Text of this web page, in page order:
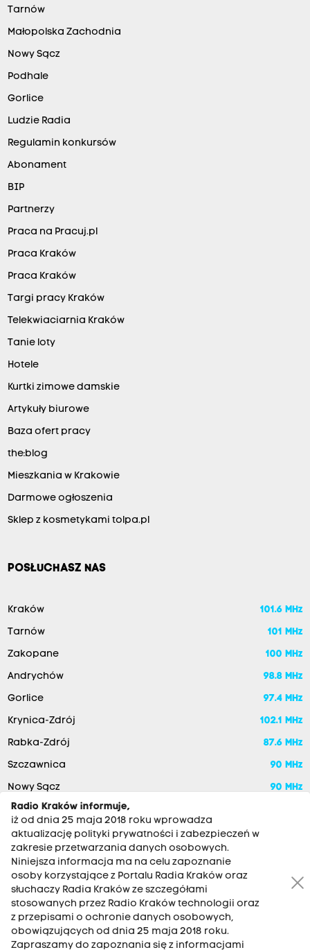
Tarnów
Małopolska Zachodnia
Nowy Sącz
Podhale
Gorlice
Ludzie Radia
Regulamin konkursów
Abonament
BIP
Partnerzy
Praca na Pracuj.pl
Praca Kraków
Praca Kraków
Targi pracy Kraków
Telekwiaciarnia Kraków
Tanie loty
Hotele
Kurtki zimowe damskie
Artykuły biurowe
Baza ofert pracy
the:blog
Mieszkania w Krakowie
Darmowe ogłoszenia
Sklep z kosmetykami tolpa.pl
POSŁUCHASZ NAS
Kraków 101.6 MHz
Tarnów 101 MHz
Zakopane 100 MHz
Andrychów 98.8 MHz
Gorlice 97.4 MHz
Krynica-Zdrój 102.1 MHz
Rabka-Zdrój 87.6 MHz
Szczawnica 90 MHz
Nowy Sącz 90 MHz
RADIO KRAKÓW SA. Aleja Juliusza Słowackiego 22, 30-007
Kraków
Antena: 12 200 33 33
Radio Kraków informuje,
iż od dnia 25 maja 2018 roku wprowadza
aktualizację polityki prywatności i zabezpieczeń w
zakresie przetwarzania danych osobowych.
Niniejsza informacja ma na celu zapoznanie
osoby korzystające z Portalu Radia Kraków oraz
słuchaczy Radia Kraków ze szczegółami
stosowanych przez Radio Kraków technologii oraz
z przepisami o ochronie danych osobowych,
obowiązujących od dnia 25 maja 2018 roku.
Zapraszamy do zapoznania się z informacjami